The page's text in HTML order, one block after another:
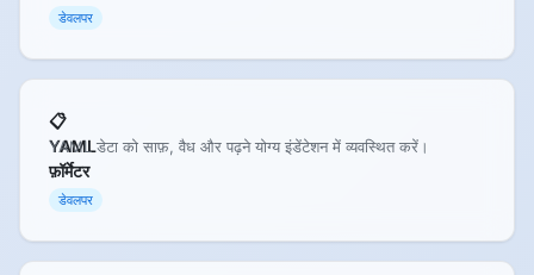
डेवलपर
📋
YAML
फ़ॉर्मेटर
YAML डेटा को साफ़, वैध और पढ़ने योग्य इंडेंटेशन में व्यवस्थित करें।
डेवलपर